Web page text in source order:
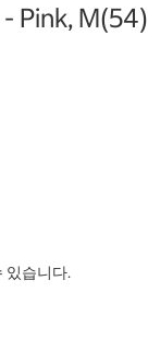
Pink, M(54)
있습니다.